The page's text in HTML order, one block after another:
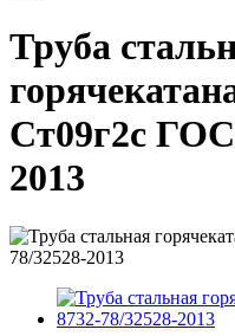
Труба
Ст09г2с
2013